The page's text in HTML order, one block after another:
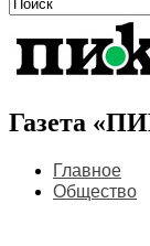
Газета
Главное
Общество